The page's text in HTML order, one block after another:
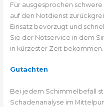
Für ausgesprochen
auf den Notdienst
Einsatz bevorzugt und
Sie der Notservice in dem
in kürzester Zeit
Gutachten
Bei jedem Schimmelbefall
Schadenanalyse im